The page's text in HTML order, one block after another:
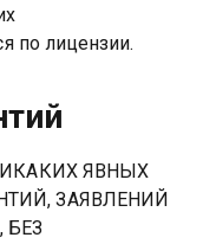
по лицензии.
ЯВНЫХ
ЗАЯВЛЕНИЙ